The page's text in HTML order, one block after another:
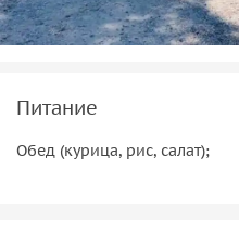
Питание
Обед (курица, рис, салат);